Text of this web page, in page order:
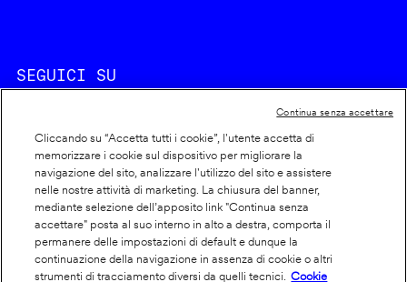
SEGUICI SU
Footer
info
Cookie policy
Dichiarazione di accessibilità
Privacy
Cliccando su “Accetta tutti i cookie”, l'utente accetta di
memorizzare i cookie sul dispositivo per migliorare la
navigazione del sito, analizzare l'utilizzo del sito e assistere
nelle nostre attività di marketing. La chiusura del banner,
mediante selezione dell’apposito link "Continua senza
accettare" posta al suo interno in alto a destra, comporta il
permanere delle impostazioni di default e dunque la
continuazione della navigazione in assenza di cookie o altri
strumenti di tracciamento diversi da quelli tecnici.
Cookie
Continua senza accettare